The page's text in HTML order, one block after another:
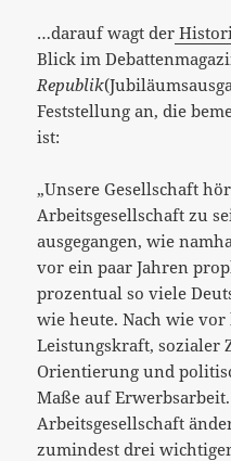
…darauf wagt der
Blick im
Republik
Feststellung an, die
ist:
„Unsere Gesellschaft
Arbeitsgesellschaft zu
ausgegangen, wie
vor ein paar Jahren
prozentual so viele
wie heute. Nach wie
Leistungskraft, sozialer
Orientierung und
Maße auf
Arbeitsgesellschaft
zumindest drei